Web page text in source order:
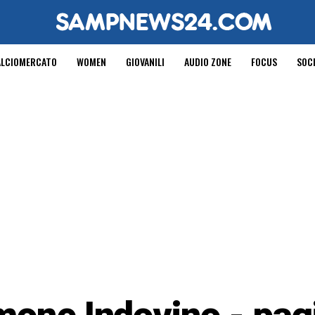
WOMEN GIOVANILI AUDIO ZONE FOCUS